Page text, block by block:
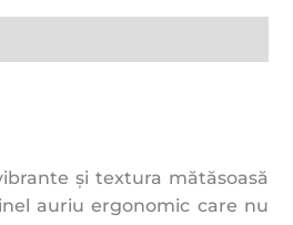
și textura mătăsoasă
auriu ergonomic care nu